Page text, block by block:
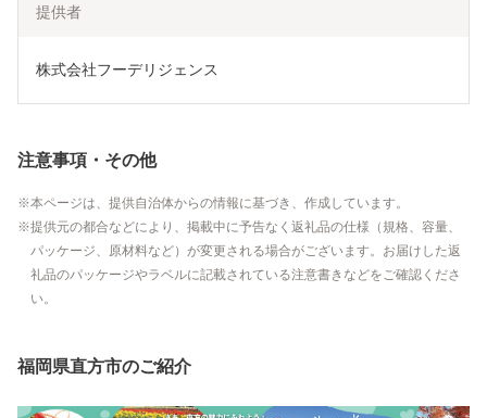
提供者
株式会社フーデリジェンス
注意事項・その他
本ページは、提供自治体からの情報に基づき、作成しています。
提供元の都合などにより、掲載中に予告なく返礼品の仕様（規格、容量、
パッケージ、原材料など）が変更される場合がございます。お届けした返
礼品のパッケージやラベルに記載されている注意書きなどをご確認くださ
い。
福岡県直方市のご紹介